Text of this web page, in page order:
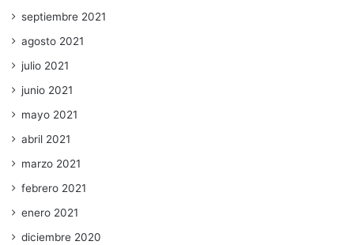
septiembre 2021
agosto 2021
julio 2021
junio 2021
mayo 2021
abril 2021
marzo 2021
febrero 2021
enero 2021
diciembre 2020